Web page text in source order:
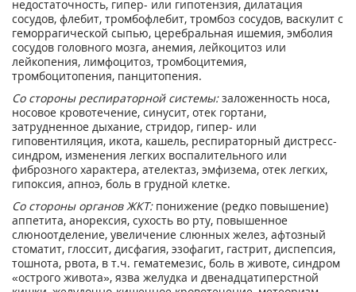
недостаточность, гипер- или гипотензия, дилатация
сосудов, флебит, тромбофлебит, тромбоз сосудов, васкулит с
геморрагической сыпью, церебральная ишемия, эмболия
сосудов головного мозга, анемия, лейкоцитоз или
лейкопения, лимфоцитоз, тромбоцитемия,
тромбоцитопения, панцитопения.
Со стороны респираторной системы:заложенность носа,
носовое кровотечение, синусит, отек гортани,
затрудненное дыхание, стридор, гипер- или
гиповентиляция, икота, кашель, респираторный дистресс-
синдром, изменения легких воспалительного или
фиброзного характера, ателектаз, эмфизема, отек легких,
гипоксия, апноэ, боль в грудной клетке.
Со стороны органов ЖКТ:понижение (редко повышение)
аппетита, анорексия, сухость во рту, повышенное
слюноотделение, увеличение слюнных желез, афтозный
стоматит, глоссит, дисфагия, эзофагит, гастрит, диспепсия,
тошнота, рвота, в т.ч. гематемезис, боль в животе, синдром
«острого живота», язва желудка и двенадцатиперстной